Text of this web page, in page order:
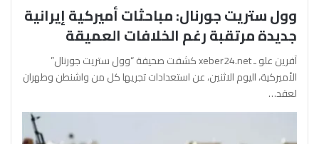
وول ستريت جورنال: مباحثات أميركية إيرانية
جديدة مرتقبة رغم الخلافات العميقة
آفرين علو ـ xeber24.net كشفت صحيفة “وول ستريت جورنال”
الأميركية، اليوم الاثنين، عن استعدادات تجريها كل من واشنطن وطهران
لعقد…